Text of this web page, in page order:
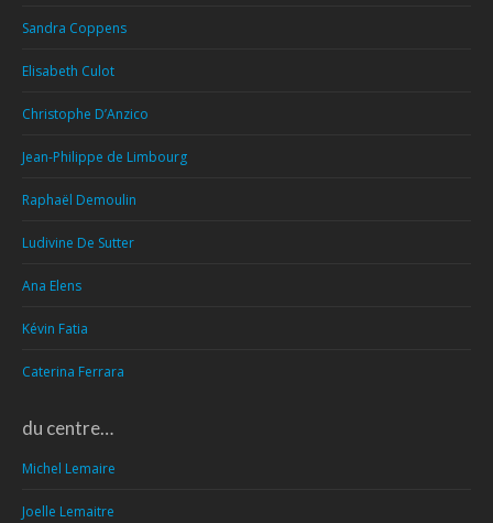
Sandra Coppens
Elisabeth Culot
Christophe D’Anzico
Jean-Philippe de Limbourg
Raphaël Demoulin
Ludivine De Sutter
Ana Elens
Kévin Fatia
Caterina Ferrara
du centre…
Michel Lemaire
Joelle Lemaitre